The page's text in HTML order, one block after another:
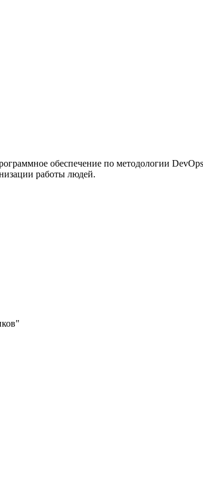
обеспечение по методологии
работы людей.